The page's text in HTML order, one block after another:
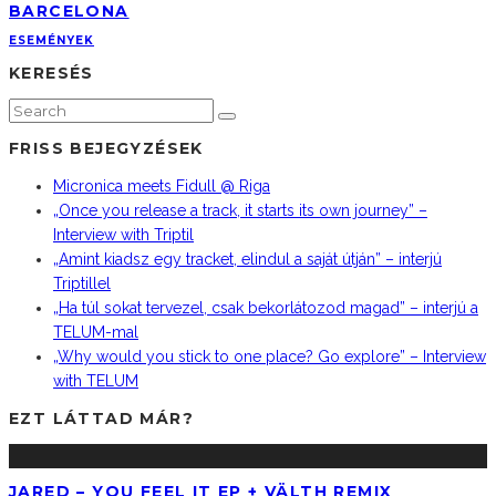
BARCELONA
ESEMÉNYEK
KERESÉS
FRISS BEJEGYZÉSEK
Micronica meets Fidull @ Riga
„Once you release a track, it starts its own journey” –
Interview with Triptil
„Amint kiadsz egy tracket, elindul a saját útján” – interjú
Triptillel
„Ha túl sokat tervezel, csak bekorlátozod magad” – interjú a
TELUM-mal
„Why would you stick to one place? Go explore” – Interview
with TELUM
EZT LÁTTAD MÁR?
JARED – YOU FEEL IT EP + VÄLTH REMIX